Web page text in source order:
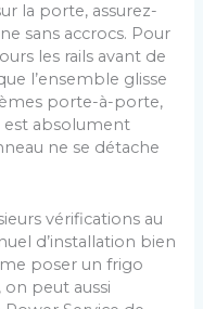
la porte, assurez-
sans accrocs. Pour
les rails avant de
l’ensemble glisse
porte-à-porte,
absolument
ne se détache
vérifications au
d’installation bien
poser un frigo
on peut aussi